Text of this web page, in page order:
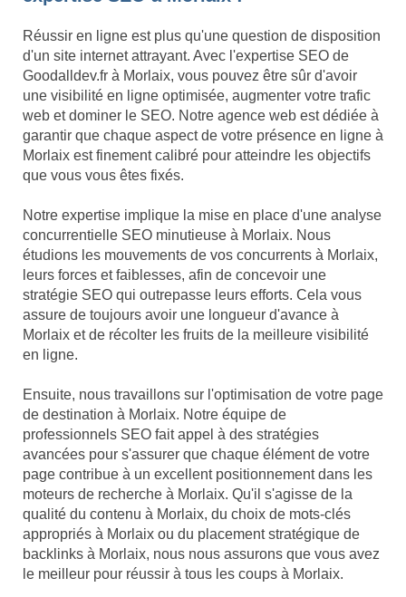
Réussir en ligne est plus qu'une question de disposition
d'un site internet attrayant. Avec l'expertise SEO de
Goodalldev.fr à Morlaix, vous pouvez être sûr d'avoir
une visibilité en ligne optimisée, augmenter votre trafic
web et dominer le SEO. Notre agence web est dédiée à
garantir que chaque aspect de votre présence en ligne à
Morlaix est finement calibré pour atteindre les objectifs
que vous vous êtes fixés.
Notre expertise implique la mise en place d'une analyse
concurrentielle SEO minutieuse à Morlaix. Nous
étudions les mouvements de vos concurrents à Morlaix,
leurs forces et faiblesses, afin de concevoir une
stratégie SEO qui outrepasse leurs efforts. Cela vous
assure de toujours avoir une longueur d'avance à
Morlaix et de récolter les fruits de la meilleure visibilité
en ligne.
Ensuite, nous travaillons sur l'optimisation de votre page
de destination à Morlaix. Notre équipe de
professionnels SEO fait appel à des stratégies
avancées pour s'assurer que chaque élément de votre
page contribue à un excellent positionnement dans les
moteurs de recherche à Morlaix. Qu'il s'agisse de la
qualité du contenu à Morlaix, du choix de mots-clés
appropriés à Morlaix ou du placement stratégique de
backlinks à Morlaix, nous nous assurons que vous avez
le meilleur pour réussir à tous les coups à Morlaix.